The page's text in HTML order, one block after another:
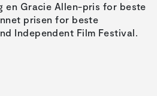
en Gracie Allen-pris for beste
prisen for beste
Independent Film Festival.